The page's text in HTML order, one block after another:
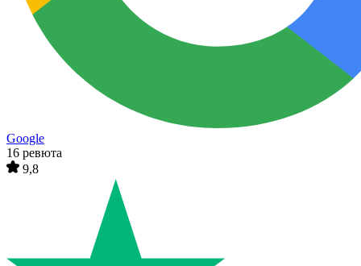
Google
16 ревюта
9,8